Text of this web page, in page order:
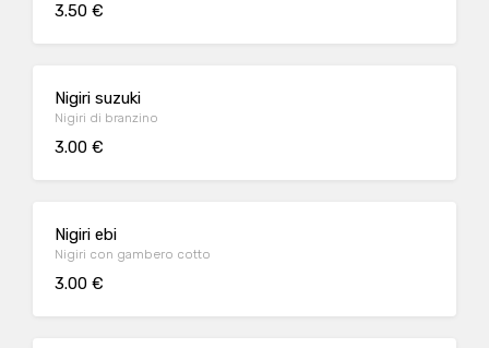
3.50 €
Nigiri suzuki
Nigiri di branzino
3.00 €
Nigiri ebi
Nigiri con gambero cotto
3.00 €